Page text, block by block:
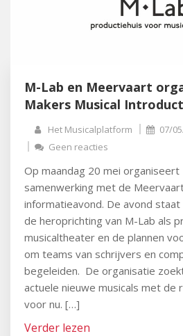
M-Lab en Meervaart
Makers Musical
Het Musicalplatform
07/
Geen reacties
Op maandag 20 mei organiseert
samenwerking met de
informatieavond. De avond
de heroprichting van M-Lab als
musicaltheater en de plannen
om teams van schrijvers en
begeleiden. De organisatie
actuele nieuwe musicals met de
voor nu. […]
Verder lezen